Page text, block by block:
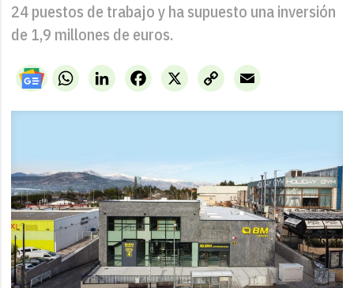
24 puestos de trabajo y ha supuesto una inversión
de 1,9 millones de euros.
WhatsAppLinkedIn X
Facebook
Copy
Link
Email